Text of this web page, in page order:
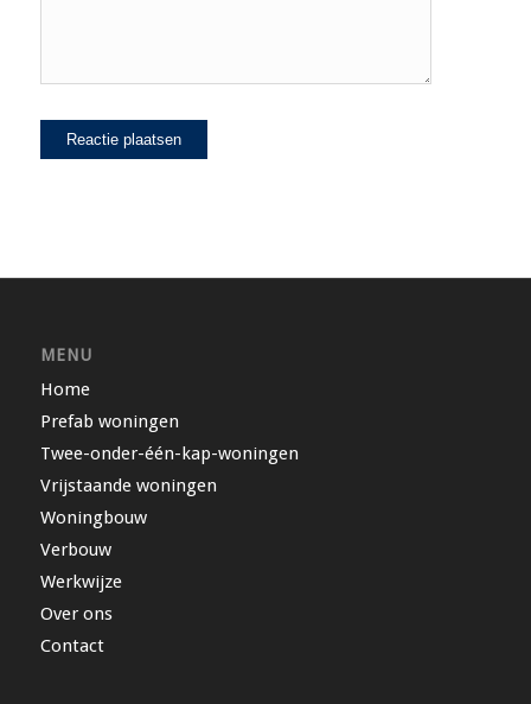
MENU
Home
Prefab woningen
Twee-onder-één-kap-woningen
Vrijstaande woningen
Woningbouw
Verbouw
Werkwijze
Over ons
Contact